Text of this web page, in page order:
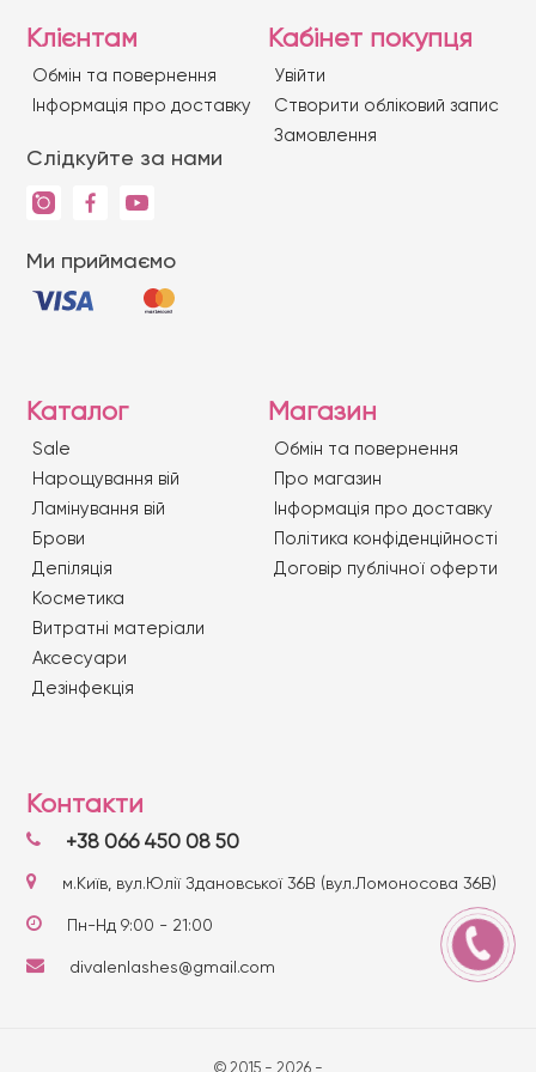
Клієнтам
Обмін та повернення
Iнформація про доставку
Слідкуйте за нами
Ми приймаємо
Кабінет покупця
Увійти
Створити обліковий запис
Замовлення
Каталог
Sale
Нарощування вій
Ламінування вій
Брови
Депіляція
Косметика
Витратні матеріали
Аксесуари
Дезінфекція
Магазин
Обмін та повернення
Про магазин
Iнформація про доставку
Політика конфіденційності
Договір публічної оферти
Контакти
+38 066 450 08 50
м.Київ, вул.Юлії Здановської 36В (вул.Ломоносова 36В)
Пн-Нд 9:00 - 21:00
divalenlashes@gmail.com
© 2015 - 2026 -